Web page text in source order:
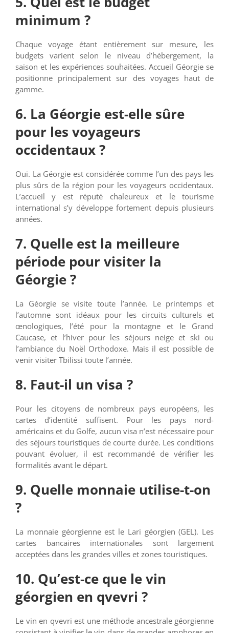
minimum ?
Chaque voyage étant entièrement sur mesure, les
budgets varient selon le niveau d’hébergement, la
saison et les expériences souhaitées. Accueil Géorgie se
positionne principalement sur des voyages haut de
gamme.
6. La Géorgie est-elle sûre
pour les voyageurs
occidentaux ?
Oui. La Géorgie est considérée comme l’un des pays les
plus sûrs de la région pour les voyageurs occidentaux.
L’accueil y est réputé chaleureux et le tourisme
international s’y développe fortement depuis plusieurs
années.
7. Quelle est la meilleure
période pour visiter la
Géorgie ?
La Géorgie se visite toute l’année. Le printemps et
l’automne sont idéaux pour les circuits culturels et
œnologiques, l’été pour la montagne et le Grand
Caucase, et l’hiver pour les séjours neige et ski ou
l’ambiance du Noël Orthodoxe. Mais il est possible de
venir visiter Tbilissi toute l’année.
8. Faut-il un visa ?
Pour les citoyens de nombreux pays européens, les
cartes d’identité suffisent. Pour les pays nord-
américains et du Golfe, aucun visa n’est nécessaire pour
des séjours touristiques de courte durée. Les conditions
pouvant évoluer, il est recommandé de vérifier les
formalités avant le départ.
9. Quelle monnaie utilise-t-on
?
La monnaie géorgienne est le Lari géorgien (GEL). Les
cartes bancaires internationales sont largement
acceptées dans les grandes villes et zones touristiques.
10. Qu’est-ce que le vin
géorgien en qvevri ?
Le vin en qvevri est une méthode ancestrale géorgienne